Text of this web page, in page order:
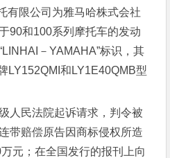
有限公司为雅马哈株式会社
90和100系列摩托车的发动
－YAMAHA”标识，其
LY152QMI和LY1E40QMB型
民法院起诉请求，判令被
带赔偿原告因商标侵权所造
元；在全国发行的报刊上向